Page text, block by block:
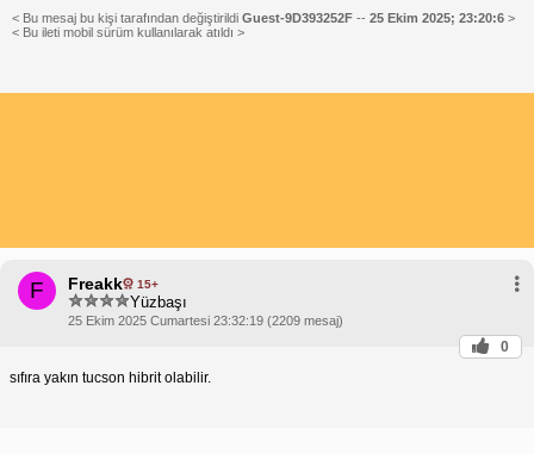
< Bu mesaj bu kişi tarafından değiştirildi Guest-9D393252F -- 25 Ekim 2025; 23:20:6 >
< Bu ileti mobil sürüm kullanılarak atıldı >
F Freakk 15+
Yüzbaşı
25 Ekim 2025 Cumartesi 23:32:19 (2209 mesaj)
0
sıfıra yakın tucson hibrit olabilir.